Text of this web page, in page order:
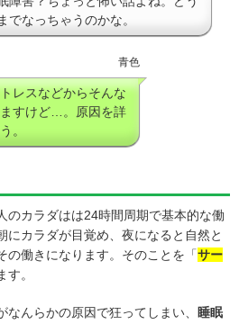
でなっちゃうのかな。
青色
レスなどからそんな
すけど…。原因を詳
。
のカラダはは24時間周期で基本的な働
にカラダが目覚め、夜になると自然と
の働きになります。そのことを「サー
す。
んらかの原因で狂ってしまい、
睡眠